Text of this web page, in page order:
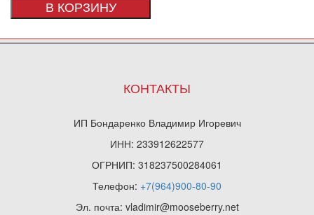
В КОРЗИНУ
КОНТАКТЫ
ИП Бондаренко Владимир Игоревич
ИНН: 233912622577
ОГРНИП: 318237500284061
Телефон: +7(964)900-80-90
Эл. почта: vladimir@mooseberry.net